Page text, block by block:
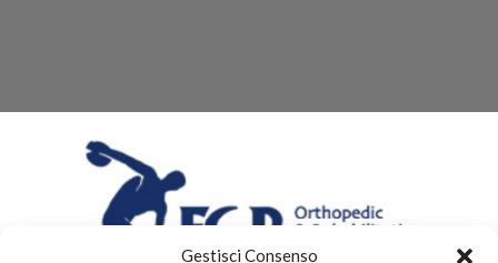
Gestisci Consenso